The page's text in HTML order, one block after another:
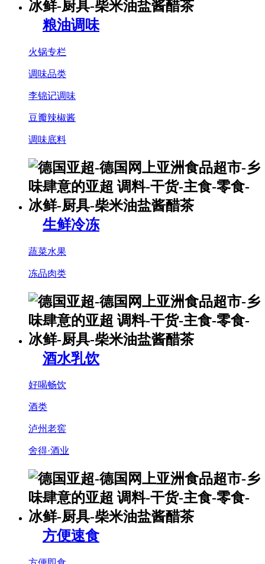
粮油调味
火锅专栏
调味品类
李锦记调味
豆瓣辣椒酱
调味底料
生鲜冷冻
蔬菜水果
冻品肉类
酒水乳饮
好喝畅饮
酒类
泸州老窖
舍得·酒业
方便速食